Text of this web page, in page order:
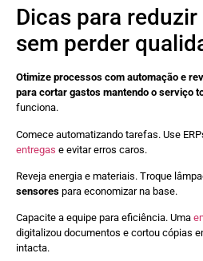
Dicas para
sem perder
Otimize processos com automação e
para cortar gastos mantendo o serviço
funciona.
Comece automatizando tarefas. Use
entregas e evitar erros caros.
Reveja energia e materiais. Troque
sensores para economizar na base.
Capacite a equipe para eficiência. Uma
digitalizou documentos e cortou cópias
intacta.